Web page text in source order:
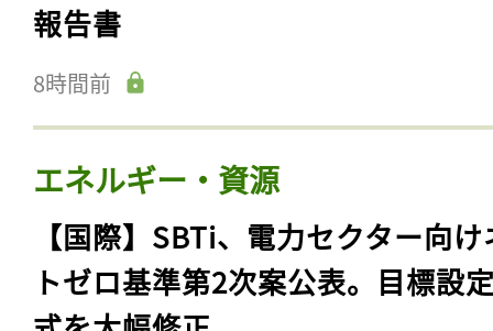
報告書
8時間前
エネルギー・資源
【国際】SBTi、電力セクター向
トゼロ基準第2次案公表。目標設